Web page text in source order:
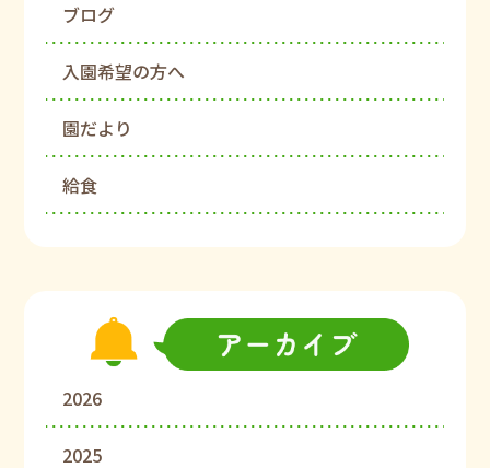
ブログ
入園希望の方へ
園だより
給食
2026
2025